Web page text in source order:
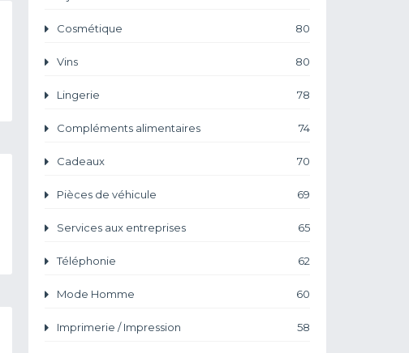
Cosmétique 80
Vins 80
Lingerie 78
Compléments alimentaires 74
Cadeaux 70
Pièces de véhicule 69
Services aux entreprises 65
Téléphonie 62
Mode Homme 60
Imprimerie / Impression 58